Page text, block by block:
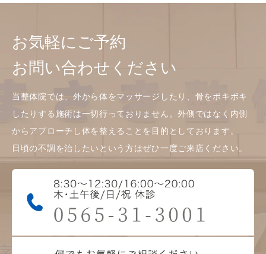
お気軽にご予約
お問い合わせください
当整体院では、外から体をマッサージしたり、骨をボキボキ
したりする施術は一切行っておりません。外側ではなく内側
からアプローチし体を整えることを目的としております。
日頃の不調を治したいという方はぜひ一度ご来店ください。